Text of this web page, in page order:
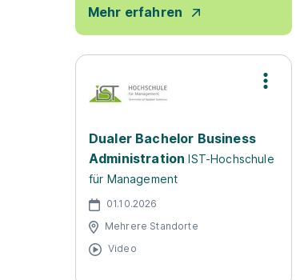
Mehr erfahren
Dualer Bachelor Business
Administration IST-Hochschule
für Management
01.10.2026
Mehrere Standorte
Video